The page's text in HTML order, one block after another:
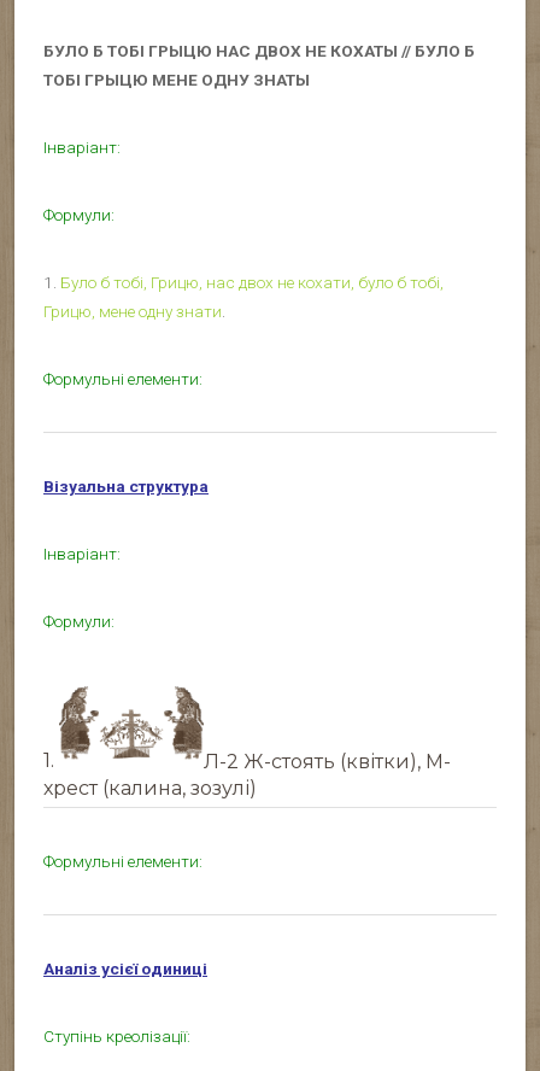
БУЛО Б ТОБІ ГРЫЦЮ НАС ДВОХ НЕ КОХАТЫ // БУЛО Б
ТОБІ ГРЫЦЮ МЕНЕ ОДНУ ЗНАТЫ
Інваріант:
Формули:
1. Було б тобі, Грицю, нас двох не кохати, було б тобі,
Грицю, мене одну знати.
Формульні елементи:
Візуальна структура
Інваріант:
Формули:
1.
Л-2 Ж-стоять (квітки), М-
хрест (калина, зозулі)
Формульні елементи:
Аналіз усієї одиниці
Ступінь креолізації: